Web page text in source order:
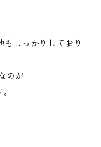
しっかりしており
のが